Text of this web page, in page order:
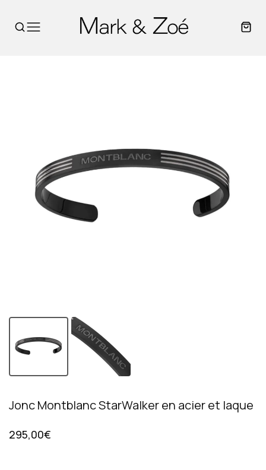
Jonc Montblanc StarWalker en acier et laque
295,00€